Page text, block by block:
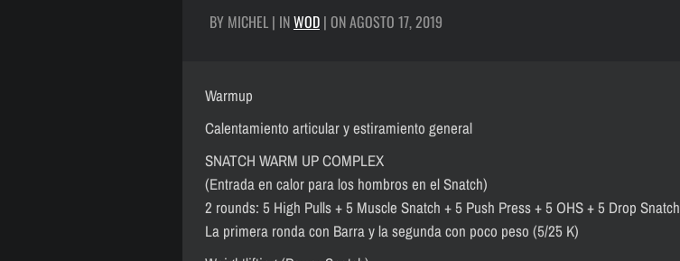
BY MICHEL | INWOD | ON AGOSTO 17, 2019
Warmup
Calentamiento articular y estiramiento general
SNATCH WARM UP COMPLEX
(Entrada en calor para los hombros en el Snatch)
2 rounds: 5 High Pulls + 5 Muscle Snatch + 5 Push Press + 5 OHS + 5 Drop Snatch
La primera ronda con Barra y la segunda con poco peso (5/2´5 K)